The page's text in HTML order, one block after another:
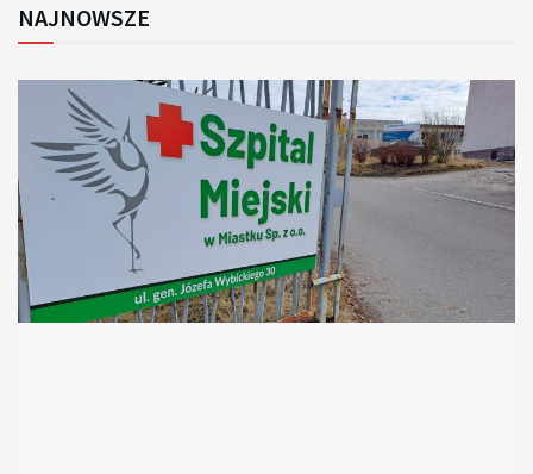
NAJNOWSZE